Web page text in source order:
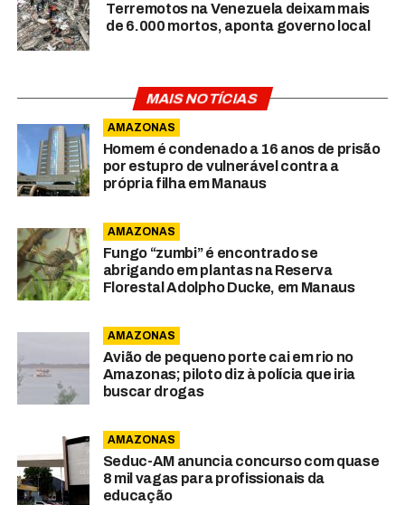
Terremotos na Venezuela deixam mais
de 6.000 mortos, aponta governo local
MAIS NOTÍCIAS
AMAZONAS
Homem é condenado a 16 anos de prisão
por estupro de vulnerável contra a
própria filha em Manaus
AMAZONAS
Fungo “zumbi” é encontrado se
abrigando em plantas na Reserva
Florestal Adolpho Ducke, em Manaus
AMAZONAS
Avião de pequeno porte cai em rio no
Amazonas; piloto diz à polícia que iria
buscar drogas
AMAZONAS
Seduc-AM anuncia concurso com quase
8 mil vagas para profissionais da
educação